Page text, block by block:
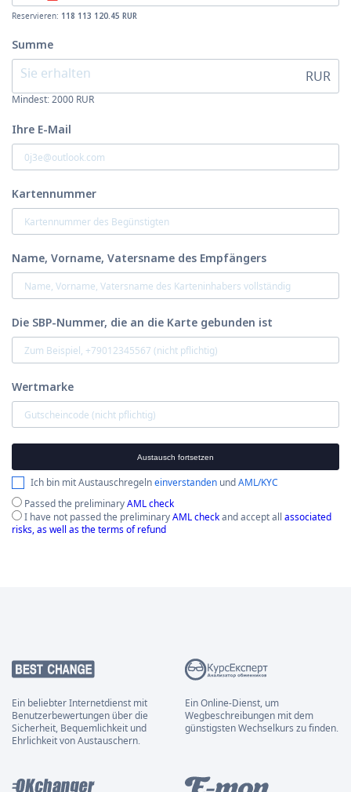
Reservieren: 118 113 120.45 RUR
Summe
RUR
Mindest:2000 RUR
Ihre E-Mail
Kartennummer
Name, Vorname, Vatersname des Empfängers
Die SBP-Nummer, die an die Karte gebunden ist
Wertmarke
Austausch fortsetzen
Ich bin mit Austauschregelneinverstanden undAML/KYC
Passed the preliminaryAML check
I have not passed the preliminaryAML checkand accept all associated
risks, as well as the terms of refund
Ein beliebter Internetdienst mit
Benutzerbewertungen über die
Sicherheit, Bequemlichkeit und
Ehrlichkeit von Austauschern.
Ein Online-Dienst, um
Wegbeschreibungen mit dem
günstigsten Wechselkurs zu finden.